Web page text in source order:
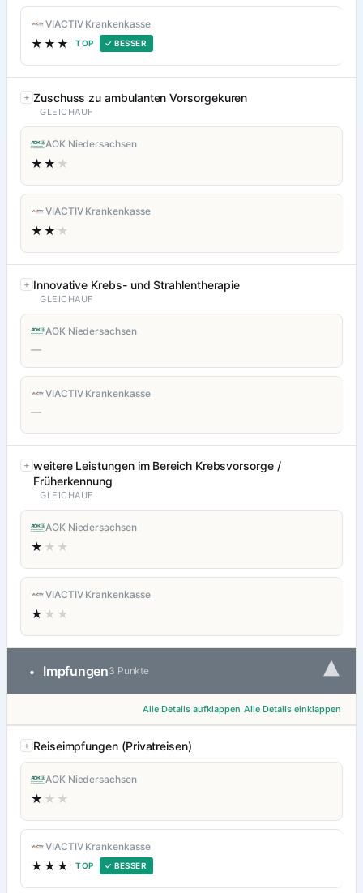
VIACTIV Krankenkasse
★★★ TOP ✓ BESSER
Zuschuss zu ambulanten Vorsorgekuren
GLEICHAUF
AOK Niedersachsen
★★ ★
VIACTIV Krankenkasse
★★ ★
Innovative Krebs- und Strahlentherapie
GLEICHAUF
AOK Niedersachsen
—
VIACTIV Krankenkasse
—
weitere Leistungen im Bereich Krebsvorsorge /
Früherkennung
GLEICHAUF
AOK Niedersachsen
★ ★★
VIACTIV Krankenkasse
★ ★★
• Impfungen3 Punkte ▾
Alle Details aufklappen Alle Details einklappen
Reiseimpfungen (Privatreisen)
AOK Niedersachsen
★ ★★
VIACTIV Krankenkasse
★★★ TOP ✓ BESSER